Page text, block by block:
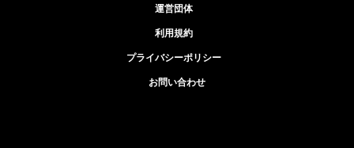
運営団体
利用規約
プライバシーポリシー
お問い合わせ